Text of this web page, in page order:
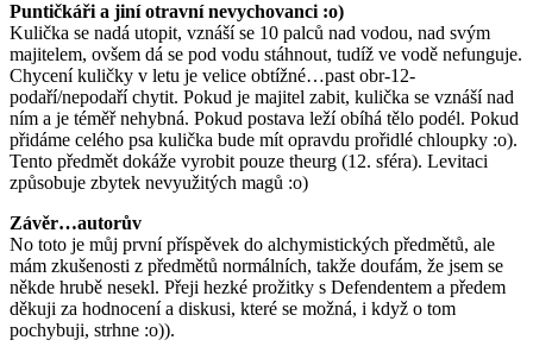
Puntičkáři a jiní otravní nevychovanci :o)
Kulička se nadá utopit, vznáší se 10 palců nad vodou, nad svým
majitelem, ovšem dá se pod vodu stáhnout, tudíž ve vodě nefunguje.
Chycení kuličky v letu je velice obtížné…past obr-12-
podaří/nepodaří chytit. Pokud je majitel zabit, kulička se vznáší nad
ním a je téměř nehybná. Pokud postava leží obíhá tělo podél. Pokud
přidáme celého psa kulička bude mít opravdu prořidlé chloupky :o).
Tento předmět dokáže vyrobit pouze theurg (12. sféra). Levitaci
způsobuje zbytek nevyužitých magů :o)
Závěr…autorův
No toto je můj první příspěvek do alchymistických předmětů, ale
mám zkušenosti z předmětů normálních, takže doufám, že jsem se
někde hrubě nesekl. Přeji hezké prožitky s Defendentem a předem
děkuji za hodnocení a diskusi, které se možná, i když o tom
pochybuji, strhne :o)).